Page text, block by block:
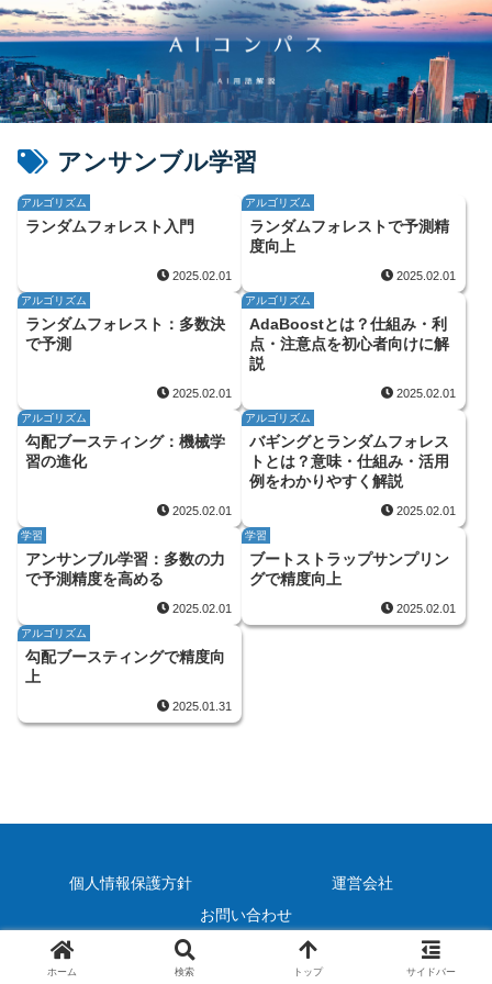
アンサンブル学習
アルゴリズム
ランダムフォレスト入門
2025.02.01
アルゴリズム
ランダムフォレストで予測精
度向上
2025.02.01
アルゴリズム
ランダムフォレスト：多数決
で予測
2025.02.01
アルゴリズム
AdaBoostとは？仕組み・利
点・注意点を初心者向けに解
説
2025.02.01
アルゴリズム
勾配ブースティング：機械学
習の進化
2025.02.01
アルゴリズム
バギングとランダムフォレス
トとは？意味・仕組み・活用
例をわかりやすく解説
2025.02.01
学習
アンサンブル学習：多数の力
で予測精度を高める
2025.02.01
学習
ブートストラップサンプリン
グで精度向上
2025.02.01
アルゴリズム
勾配ブースティングで精度向
上
2025.01.31
個人情報保護方針
運営会社
お問い合わせ
© 2025 AI用語解説 AIコンパス.
ホーム 検索 トップ サイドバー